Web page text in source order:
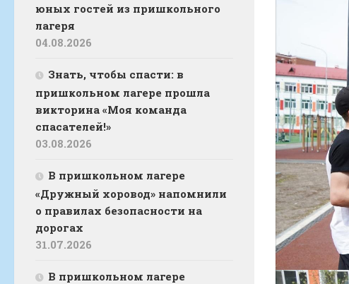
юных гостей из пришкольного
лагеря
04.08.2026
Знать, чтобы спасти: в
пришкольном лагере прошла
викторина «Моя команда
спасателей!»
03.08.2026
В пришкольном лагере
«Дружный хоровод» напомнили
о правилах безопасности на
дорогах
31.07.2026
В пришкольном лагере